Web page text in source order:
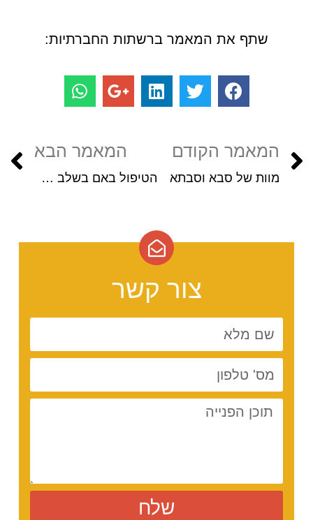
שתף את המאמר ברשתות החברתיות:
המאמר הקודם
מוות של סבא וסבתא
המאמר הבא
הטיפול באם בשלב המעבר לאימהות
צור קשר
שלח